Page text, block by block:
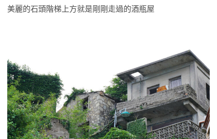
美麗的石頭階梯上方就是剛剛走過的酒瓶屋